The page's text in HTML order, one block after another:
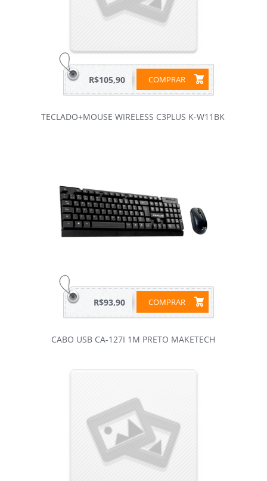
COMPRAR
R$105,90
TECLADO+MOUSE WIRELESS C3PLUS K-W11BK
COMPRAR
R$93,90
CABO USB CA-127I 1M PRETO MAKETECH